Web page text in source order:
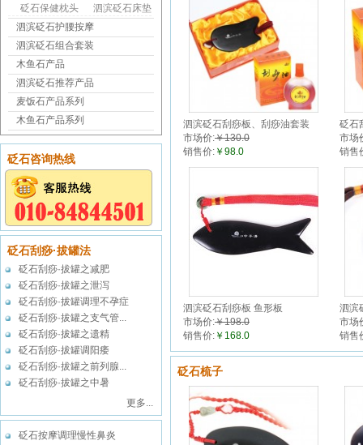
砭石保健枕头
泗滨砭石床垫
泗滨砭石护腰按摩
泗滨砭石组合套装
木鱼石产品
泗滨砭石推荐产品
麦饭石产品系列
木鱼石产品系列
砭石咨询热线
砭石刮痧·拔罐法
砭石刮痧·拔罐之减肥
砭石刮痧·拔罐之泄泻
砭石刮痧·拔罐调理不孕症
砭石刮痧·拔罐之支气管...
砭石刮痧·拔罐之遗精
砭石刮痧·拔罐调阳痿
砭石刮痧·拔罐之前列腺...
砭石刮痧·拔罐之中暑
更多...
砭石按摩调理慢性鼻炎
泗滨砭石刮痧板、刮痧油套装
市场价:￥130.0
销售价: ￥98.0
砭石
50ml
市场
销售
泗滨砭石刮痧板 鱼形板
市场价:￥198.0
销售价: ￥168.0
泗滨
市场
销售
砭石梳子